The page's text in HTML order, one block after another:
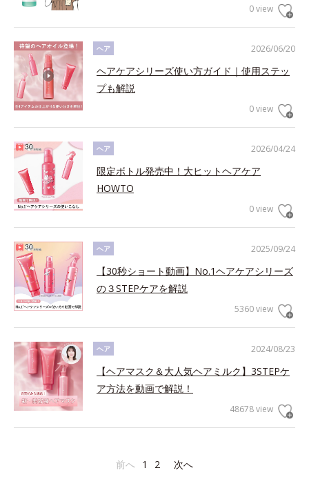
0 view
2026/06/20
ヘア
ヘアケアシリーズ使い方ガイド｜使用ステッ
プも解説
0 view
2026/04/24
ヘア
限定ボトル発売中！大ヒットヘアケア
HOWTO
0 view
2025/09/24
ヘア
【30秒ショート動画】No.1ヘアケアシリーズ
の３STEPケアを解説
5360 view
2024/08/23
ヘア
【ヘアマスク＆大人気ヘアミルク】3STEPケ
ア方法を動画で解説！
48678 view
前へ 1 2 次へ